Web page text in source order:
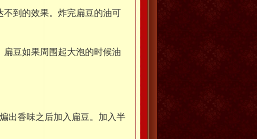
到的效果。炸完扁豆的油可
豆如果周围起大泡的时候油
出香味之后加入扁豆。加入半